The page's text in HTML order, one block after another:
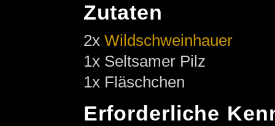
Zutaten
2x Wildschweinhauer
1x Seltsamer Pilz
1x Fläschchen
Erforderliche